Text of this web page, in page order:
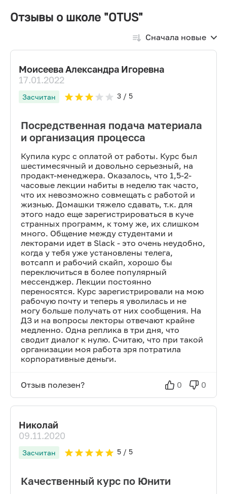
Отзывы о школе "OTUS"
Сначала новые
Моисеева Александра Игоревна
17.01.2022
Засчитан 3/ 5
Посредственная подача материала
и организация процесса
Купила курс с оплатой от работы. Курс был
шестимесячный и довольно серьезный, на
продакт-менеджера. Оказалось, что 1,5-2-
часовые лекции набиты в неделю так часто,
что их невозможно совмещать с работой и
жизнью. Домашки тяжело сдавать, т.к. для
этого надо еще зарегистрироваться в куче
странных программ, к тому же, их слишком
много. Общение между студентами и
лекторами идет в Slack - это очень неудобно,
когда у тебя уже установлены телега,
вотсапп и рабочий скайп, хорошо бы
переключиться в более популярный
мессенджер. Лекции постоянно
переносятся. Курс зарегистрировали на мою
рабочую почту и теперь я уволилась и не
могу больше получать от них сообщения. На
ДЗ и на вопросы лекторы отвечают крайне
медленно. Одна реплика в три дня, что
сводит диалог к нулю. Считаю, что при такой
организации моя работа зря потратила
корпоративные деньги.
Отзыв полезен? 0 0
Николай
09.11.2020
Засчитан 5/ 5
Качественный курс по Юнити